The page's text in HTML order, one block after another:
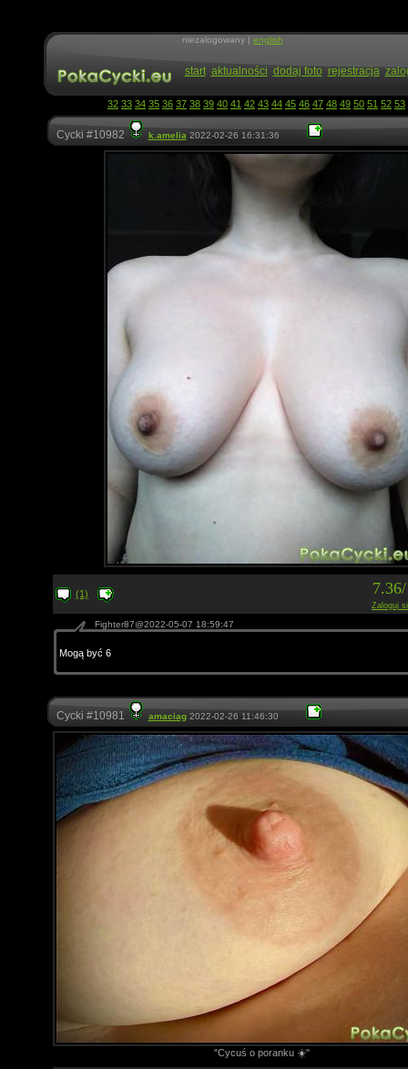
niezalogowany | english
start aktualności dodaj foto rejestracja
32 33 34 35 36 37 38 39 40 41 42 43 44 45 46 47 48 49 50 51 52 53
Cycki #10982 k.amelia 2022-02-26 16:31:36
(1)
Zaloguj
Fighter87@2022-05-07 18:59:47
Mogą być 6
Cycki #10981 amaciag2022-02-26 11:46:30
"Cycuś o poranku ☀️"